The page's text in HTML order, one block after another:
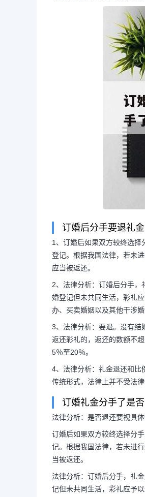
订婚后分手要退礼
1、订婚后如果双方较终选
登记。根据我国法律，若未
应当被返还。
2、法律分析：订婚后分手
婚登记但未共同生活，彩礼
办、买卖婚姻以及其他干涉
3、法律分析：要退。没有结
返还彩礼的，返还的数额不
5％至20％。
4、法律分析：礼金退还和比
传统形式，法律上并不受法律
订婚礼金分手了是
法律分析：是否退还要视具
订婚后如果双方较终选择分
记。根据我国法律，若未进
当被返还。
法律分析：订婚后分手，礼
记但未共同生活，彩礼应予
婚证。双方虽然领取
长按图